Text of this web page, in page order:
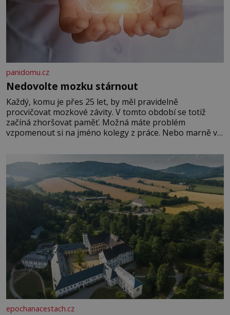
panidomu.cz
Nedovolte mozku stárnout
Každý, komu je přes 25 let, by měl pravidelně
procvičovat mozkové závity. V tomto období se totiž
začíná zhoršovat paměť. Možná máte problém
vzpomenout si na jméno kolegy z práce. Nebo marně v
Je to opravdu tak, s věkem jako kdyby se paměť
rozhodla stávkovat. Cvičte
epochanacestach.cz